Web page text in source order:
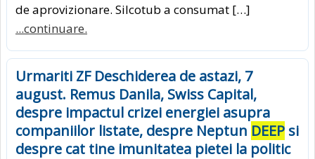
de aprovizionare. Silcotub a consumat […]
...continuare.
Urmariti ZF Deschiderea de astazi, 7
august. Remus Danila, Swiss Capital,
despre impactul crizei energiei asupra
companiilor listate, despre Neptun DEEP si
despre cat tine imunitatea pietei la politic